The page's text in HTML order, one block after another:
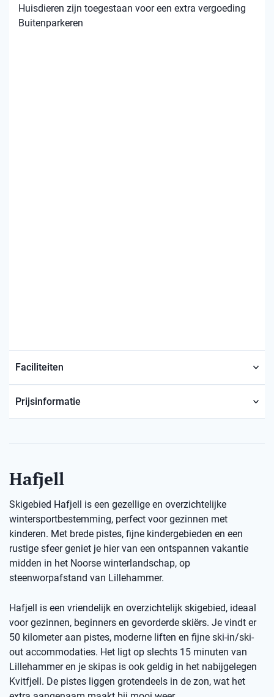
Huisdieren zijn toegestaan ​​voor een extra vergoeding
Buitenparkeren
Faciliteiten
Prijsinformatie
Hafjell
Skigebied Hafjell is een gezellige en overzichtelijke
wintersportbestemming, perfect voor gezinnen met
kinderen. Met brede pistes, fijne kindergebieden en een
rustige sfeer geniet je hier van een ontspannen vakantie
midden in het Noorse winterlandschap, op
steenworpafstand van Lillehammer.
Hafjell is een vriendelijk en overzichtelijk skigebied, ideaal
voor gezinnen, beginners en gevorderde skiërs. Je vindt er
50 kilometer aan pistes, moderne liften en fijne ski-in/ski-
out accommodaties. Het ligt op slechts 15 minuten van
Lillehammer en je skipas is ook geldig in het nabijgelegen
Kvitfjell. De pistes liggen grotendeels in de zon, wat het